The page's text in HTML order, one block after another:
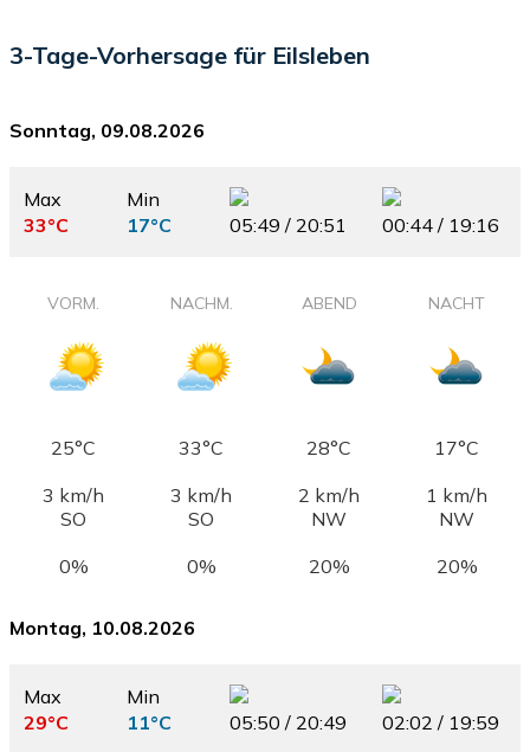
3-Tage-Vorhersage für Eilsleben
Sonntag, 09.08.2026
Max
33°C
Min
17°C
05:49 / 20:51 00:44 / 19:16
VORM. NACHM. ABEND NACHT
25°C 33°C 28°C
17°C
3 km/h
SO
3 km/h
SO
2 km/h
NW
1 km/h
NW
0%
0% 20% 20%
Montag, 10.08.2026
Max
29°C
Min
11°C
05:50 / 20:49 02:02 / 19:59